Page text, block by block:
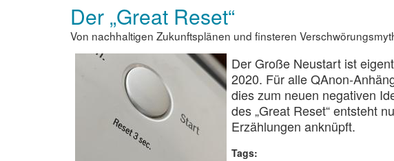
Bewegung
Der „Great Reset“
Von nachhaltigen Zukunftsplänen und finsteren
Der Große Neustart ist
2020. Für alle QAnon-
dies zum neuen negativen
des „Great Reset“ entsteht
Erzählungen anknüpft.
Tags